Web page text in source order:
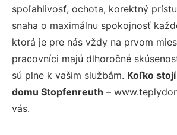
spoľahlivosť, ochota, korektný
snaha o maximálnu spokojnosť
ktorá je pre nás vždy na prvom
pracovníci majú dlhoročné
sú plne k vašim službám. Koľko
domu Stopfenreuth –
vás.